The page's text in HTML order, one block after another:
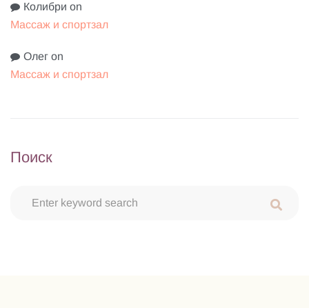
Колибри on
Массаж и спортзал
Олег on
Массаж и спортзал
Поиск